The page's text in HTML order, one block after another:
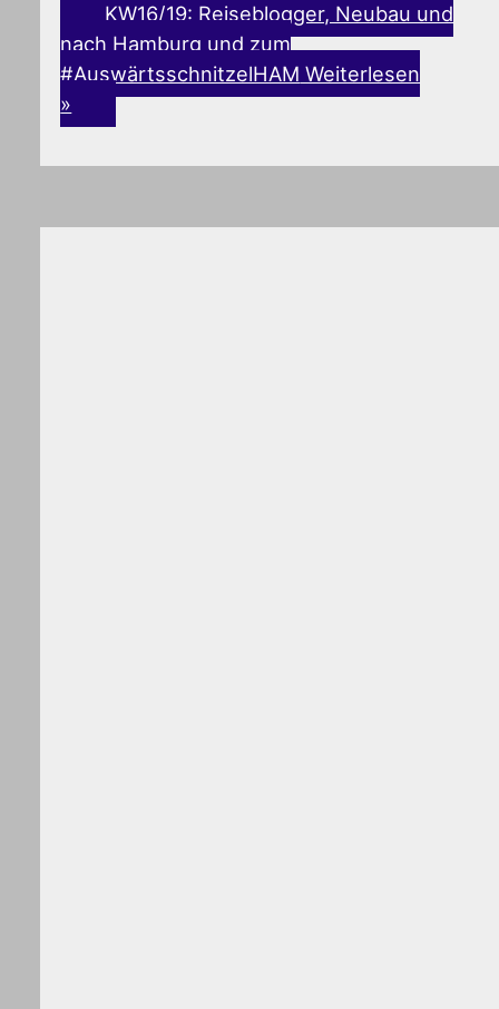
KW16/19: Reiseblogger, Neubau und
nach Hamburg und zum
#AuswärtsschnitzelHAM Weiterlesen
»